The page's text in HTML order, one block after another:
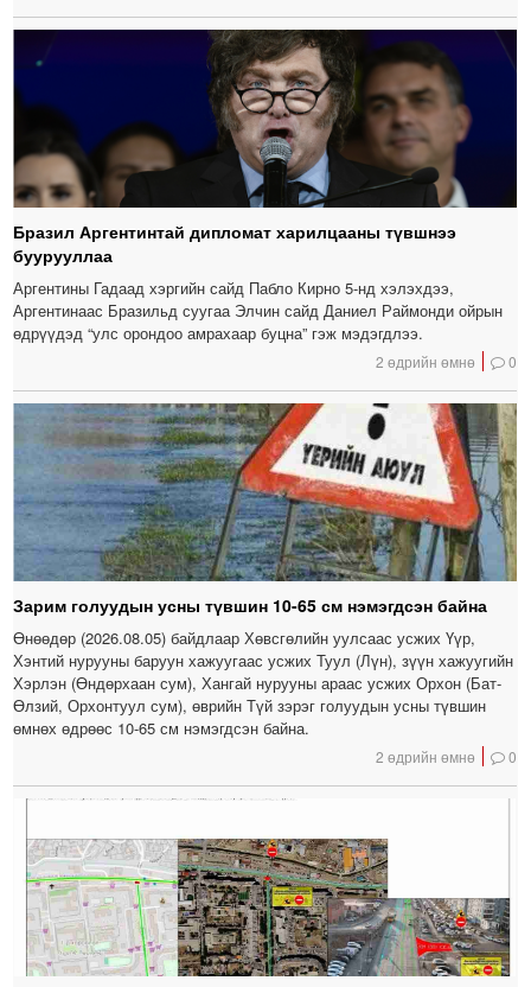
Бразил Аргентинтай дипломат харилцааны түвшнээ
буурууллаа
Аргентины Гадаад хэргийн сайд Пабло Кирно 5-нд хэлэхдээ,
Аргентинаас Бразильд суугаа Элчин сайд Даниел Раймонди ойрын
өдрүүдэд “улс орондоо амрахаар буцна” гэж мэдэгдлээ.
2 өдрийн өмнө 0
Зарим голуудын усны түвшин 10-65 см нэмэгдсэн байна
Өнөөдөр (2026.08.05) байдлаар Хөвсгөлийн уулсаас усжих Үүр,
Хэнтий нурууны баруун хажуугаас усжих Туул (Лүн), зүүн хажуугийн
Хэрлэн (Өндөрхаан сум), Хангай нурууны араас усжих Орхон (Бат-
Өлзий, Орхонтуул сум), өврийн Түй зэрэг голуудын усны түвшин
өмнөх өдрөөс 10-65 см нэмэгдсэн байна.
2 өдрийн өмнө 0